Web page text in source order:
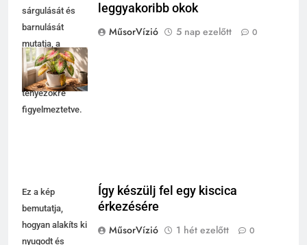
sárgulását és
barnulását
mutatja, a
növény
környezeti
tényezőkre
figyelmeztetve.
leggyakoribb okok
MűsorVízió
5 nap ezelőtt 0
Ez a kép
bemutatja,
hogyan alakíts ki
nyugodt és
Így készülj fel egy kiscica
érkezésére
MűsorVízió
1 hét ezelőtt 0